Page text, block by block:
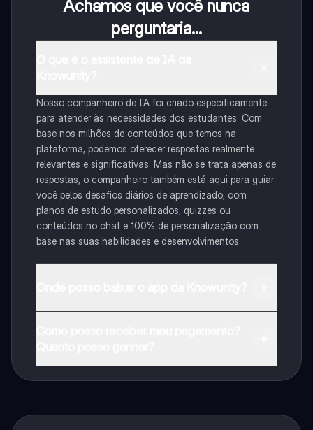
Achamos que você nunca
perguntaria...
Nosso companheiro de IA foi criado especificamente
para atender às necessidades dos estudantes. Com
base nos milhões de conteúdos que temos na
plataforma, podemos oferecer respostas realmente
relevantes e significativas. Mas não se trata apenas de
respostas, o companheiro também está aqui para guiar
você pelos desafios diários de aprendizado, com
planos de estudo personalizados, quizzes ou
conteúdos no chat e 100% de personalização com
base nas suas habilidades e desenvolvimentos.